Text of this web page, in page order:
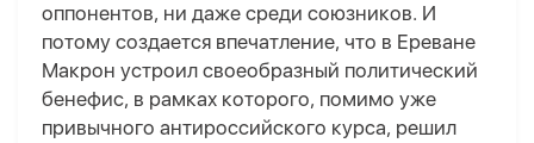
оппонентов, ни даже среди союзников. И
потому создается впечатление, что в Ереване
Макрон устроил своеобразный политический
бенефис, в рамках которого, помимо уже
привычного антироссийского курса, решил